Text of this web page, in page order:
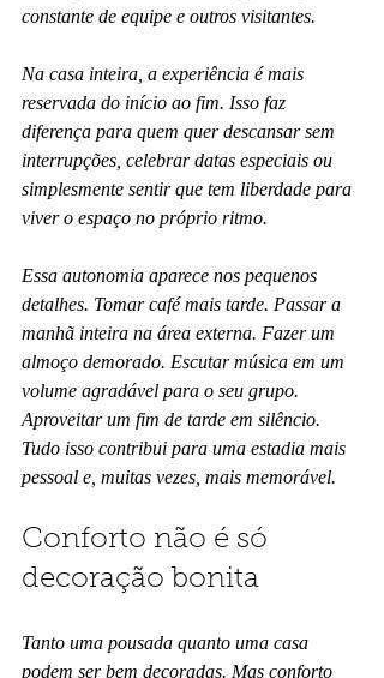
constante de equipe e outros visitantes.
Na casa inteira, a experiência é mais
reservada do início ao fim. Isso faz
diferença para quem quer descansar sem
interrupções, celebrar datas especiais ou
simplesmente sentir que tem liberdade para
viver o espaço no próprio ritmo.
Essa autonomia aparece nos pequenos
detalhes. Tomar café mais tarde. Passar a
manhã inteira na área externa. Fazer um
almoço demorado. Escutar música em um
volume agradável para o seu grupo.
Aproveitar um fim de tarde em silêncio.
Tudo isso contribui para uma estadia mais
pessoal e, muitas vezes, mais memorável.
Conforto não é só
decoração bonita
Tanto uma pousada quanto uma casa
podem ser bem decoradas. Mas conforto